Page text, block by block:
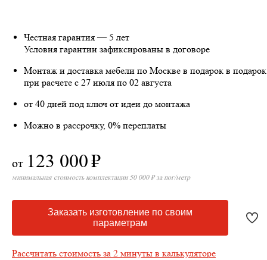
Честная гарантия — 5 лет
Условия гарантии зафиксированы в договоре
Монтаж и доставка мебели по Москве в подарок в подарок
при расчете с 27 июля по 02 августа
от 40 дней под ключ от идеи до монтажа
Можно в рассрочку, 0% переплаты
от 123 000₽
минимальная стоимость комплектации 50 000 ₽ за пог/метр
Заказать изготовление по своим
параметрам
Рассчитать стоимость за 2 минуты в калькуляторе